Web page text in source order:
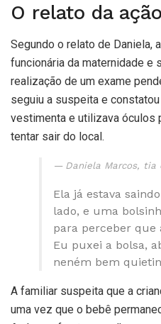
O relato da ação
Segundo o relato de Daniela,
funcionária da maternidade e
realização de um exame
seguiu a suspeita e
vestimenta e utilizava óculos
tentar sair do local.
Daniela Marcos, tia
Ela já estava
lado, e uma
para perceber que
Eu puxei a bolsa,
neném bem
A familiar suspeita que a
uma vez que o bebê